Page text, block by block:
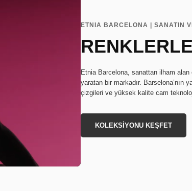
ETNIA BARCELONA | SANATIN
Etnia Barcelona, sanattan ilham alan
yaratan bir markadır. Barselona’nın
çizgileri ve yüksek kalite cam
KOLEKSİYONU KEŞFET